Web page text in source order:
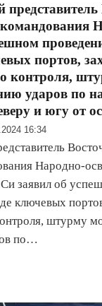
портов,
контроля,
ударов по
и югу от
16:34
Народно-
заявил об
ключевых
штурму
по…